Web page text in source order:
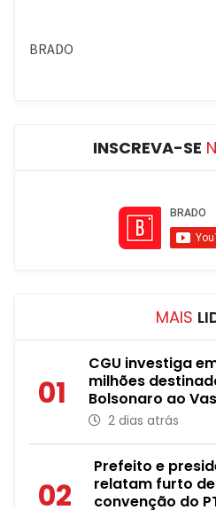
INSCREVA-SE
MAIS
01
CGU investiga
milhões
Bolsonaro ao
2 dias atrás
02
Prefeito e
relatam furto
convenção do